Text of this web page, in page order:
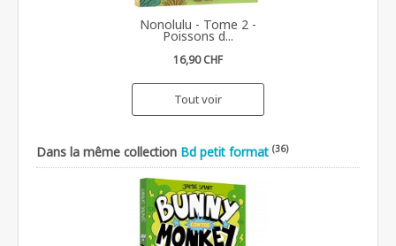
Nonolulu - Tome 2 -
Poissons d...
16,90 CHF
Tout voir
Dans la même collection Bd petit format (36)